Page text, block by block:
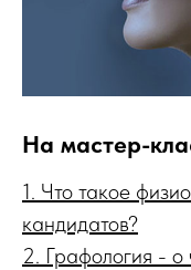
На мастер-
1. Что такое
кандидатов?
2. Графология -